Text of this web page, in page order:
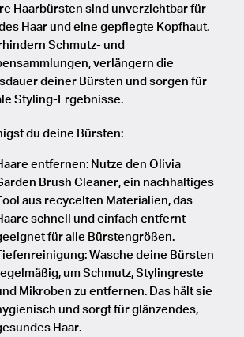
Haarbürsten sind unverzichtbar für
Haar und eine gepflegte Kopfhaut.
Schmutz- und
verlängern die
deiner Bürsten und sorgen für
Styling-Ergebnisse.
du deine Bürsten:
entfernen: Nutze den Olivia
Brush Cleaner, ein nachhaltiges
Tool aus recycelten Materialien, das
schnell und einfach entfernt –
für alle Bürstengrößen.
Tiefenreinigung: Wasche deine Bürsten
um Schmutz, Stylingreste
Mikroben zu entfernen. Das hält sie
und sorgt für glänzendes,
Haar.